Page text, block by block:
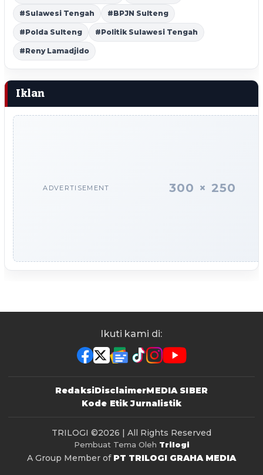
#Sulawesi Tengah #BPJN Sulteng
#Polda Sulteng #Politik Sulawesi Tengah
#Reny Lamadjido
Iklan
ADVERTISEMENT 300 × 250
Ikuti kami di:
RedaksiDisclaimerMEDIA SIBER
Kode Etik Jurnalistik
TRILOGI ©2026 | All Rights Reserved
Pembuat Tema Oleh Trilogi
A Group Member of PT TRILOGI GRAHA MEDIA